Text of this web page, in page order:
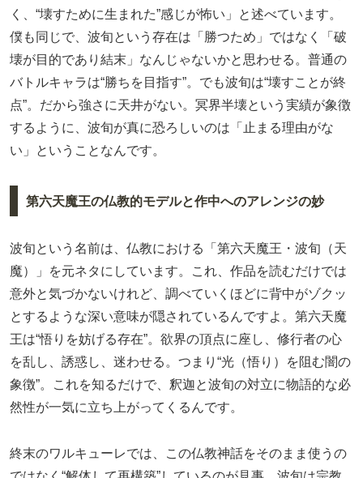
く、“壊すために生まれた”感じが怖い」と述べています。
僕も同じで、波旬という存在は「勝つため」ではなく「破
壊が目的であり結末」なんじゃないかと思わせる。普通の
バトルキャラは“勝ちを目指す”。でも波旬は“壊すことが終
点”。だから強さに天井がない。冥界半壊という実績が象徴
するように、波旬が真に恐ろしいのは「止まる理由がな
い」ということなんです。
第六天魔王の仏教的モデルと作中へのアレンジの妙
波旬という名前は、仏教における「第六天魔王・波旬（天
魔）」を元ネタにしています。これ、作品を読むだけでは
意外と気づかないけれど、調べていくほどに背中がゾクッ
とするような深い意味が隠されているんですよ。第六天魔
王は“悟りを妨げる存在”。欲界の頂点に座し、修行者の心
を乱し、誘惑し、迷わせる。つまり“光（悟り）を阻む闇の
象徴”。これを知るだけで、釈迦と波旬の対立に物語的な必
然性が一気に立ち上がってくるんです。
終末のワルキューレでは、この仏教神話をそのまま使うの